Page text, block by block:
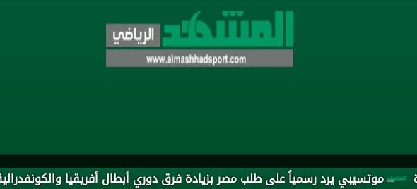
موتسيبي يرد رسمياً على طلب مصر بزيادة فرق دوري أبطال أفريقيا والكونفدرالية